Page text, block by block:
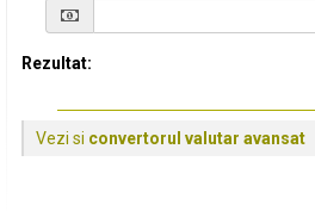
Rezultat:
Vezi si convertorul valutar avansat